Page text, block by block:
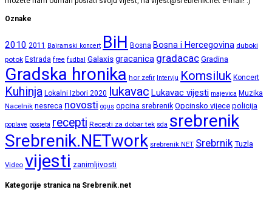
Oznake
2010 2011 Bajramski koncert BiH Bosna Bosna i Hercegovina duboki
potok Estrada free fudbal Galaxis gracanica gradacac Gradina
Gradska hronika hor zefir Intervju Komsiluk Koncert
Kuhinja Lokalni Izbori 2020 lukavac Lukavac vijesti majevica Muzika
Nacelnik nesreca novosti ogus opcina srebrenik Opcinsko vijece policija
poplave posjeta recepti Recepti za dobar tek sda srebrenik
Srebrenik.NETwork srebrenik NET Srebrnik Tuzla
Video vijesti zanimljivosti
Kategorije stranica na Srebrenik.net